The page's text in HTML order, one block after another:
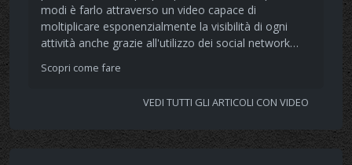
modi è farlo attraverso un video capace di
moltiplicare esponenzialmente la visibilità di ogni
attività anche grazie all'utilizzo dei social network…
Scopri come fare
VEDI TUTTI GLI ARTICOLI CON VIDEO